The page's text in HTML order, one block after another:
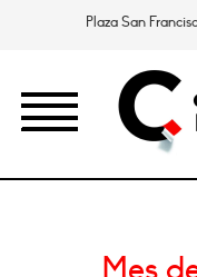
Plaza San